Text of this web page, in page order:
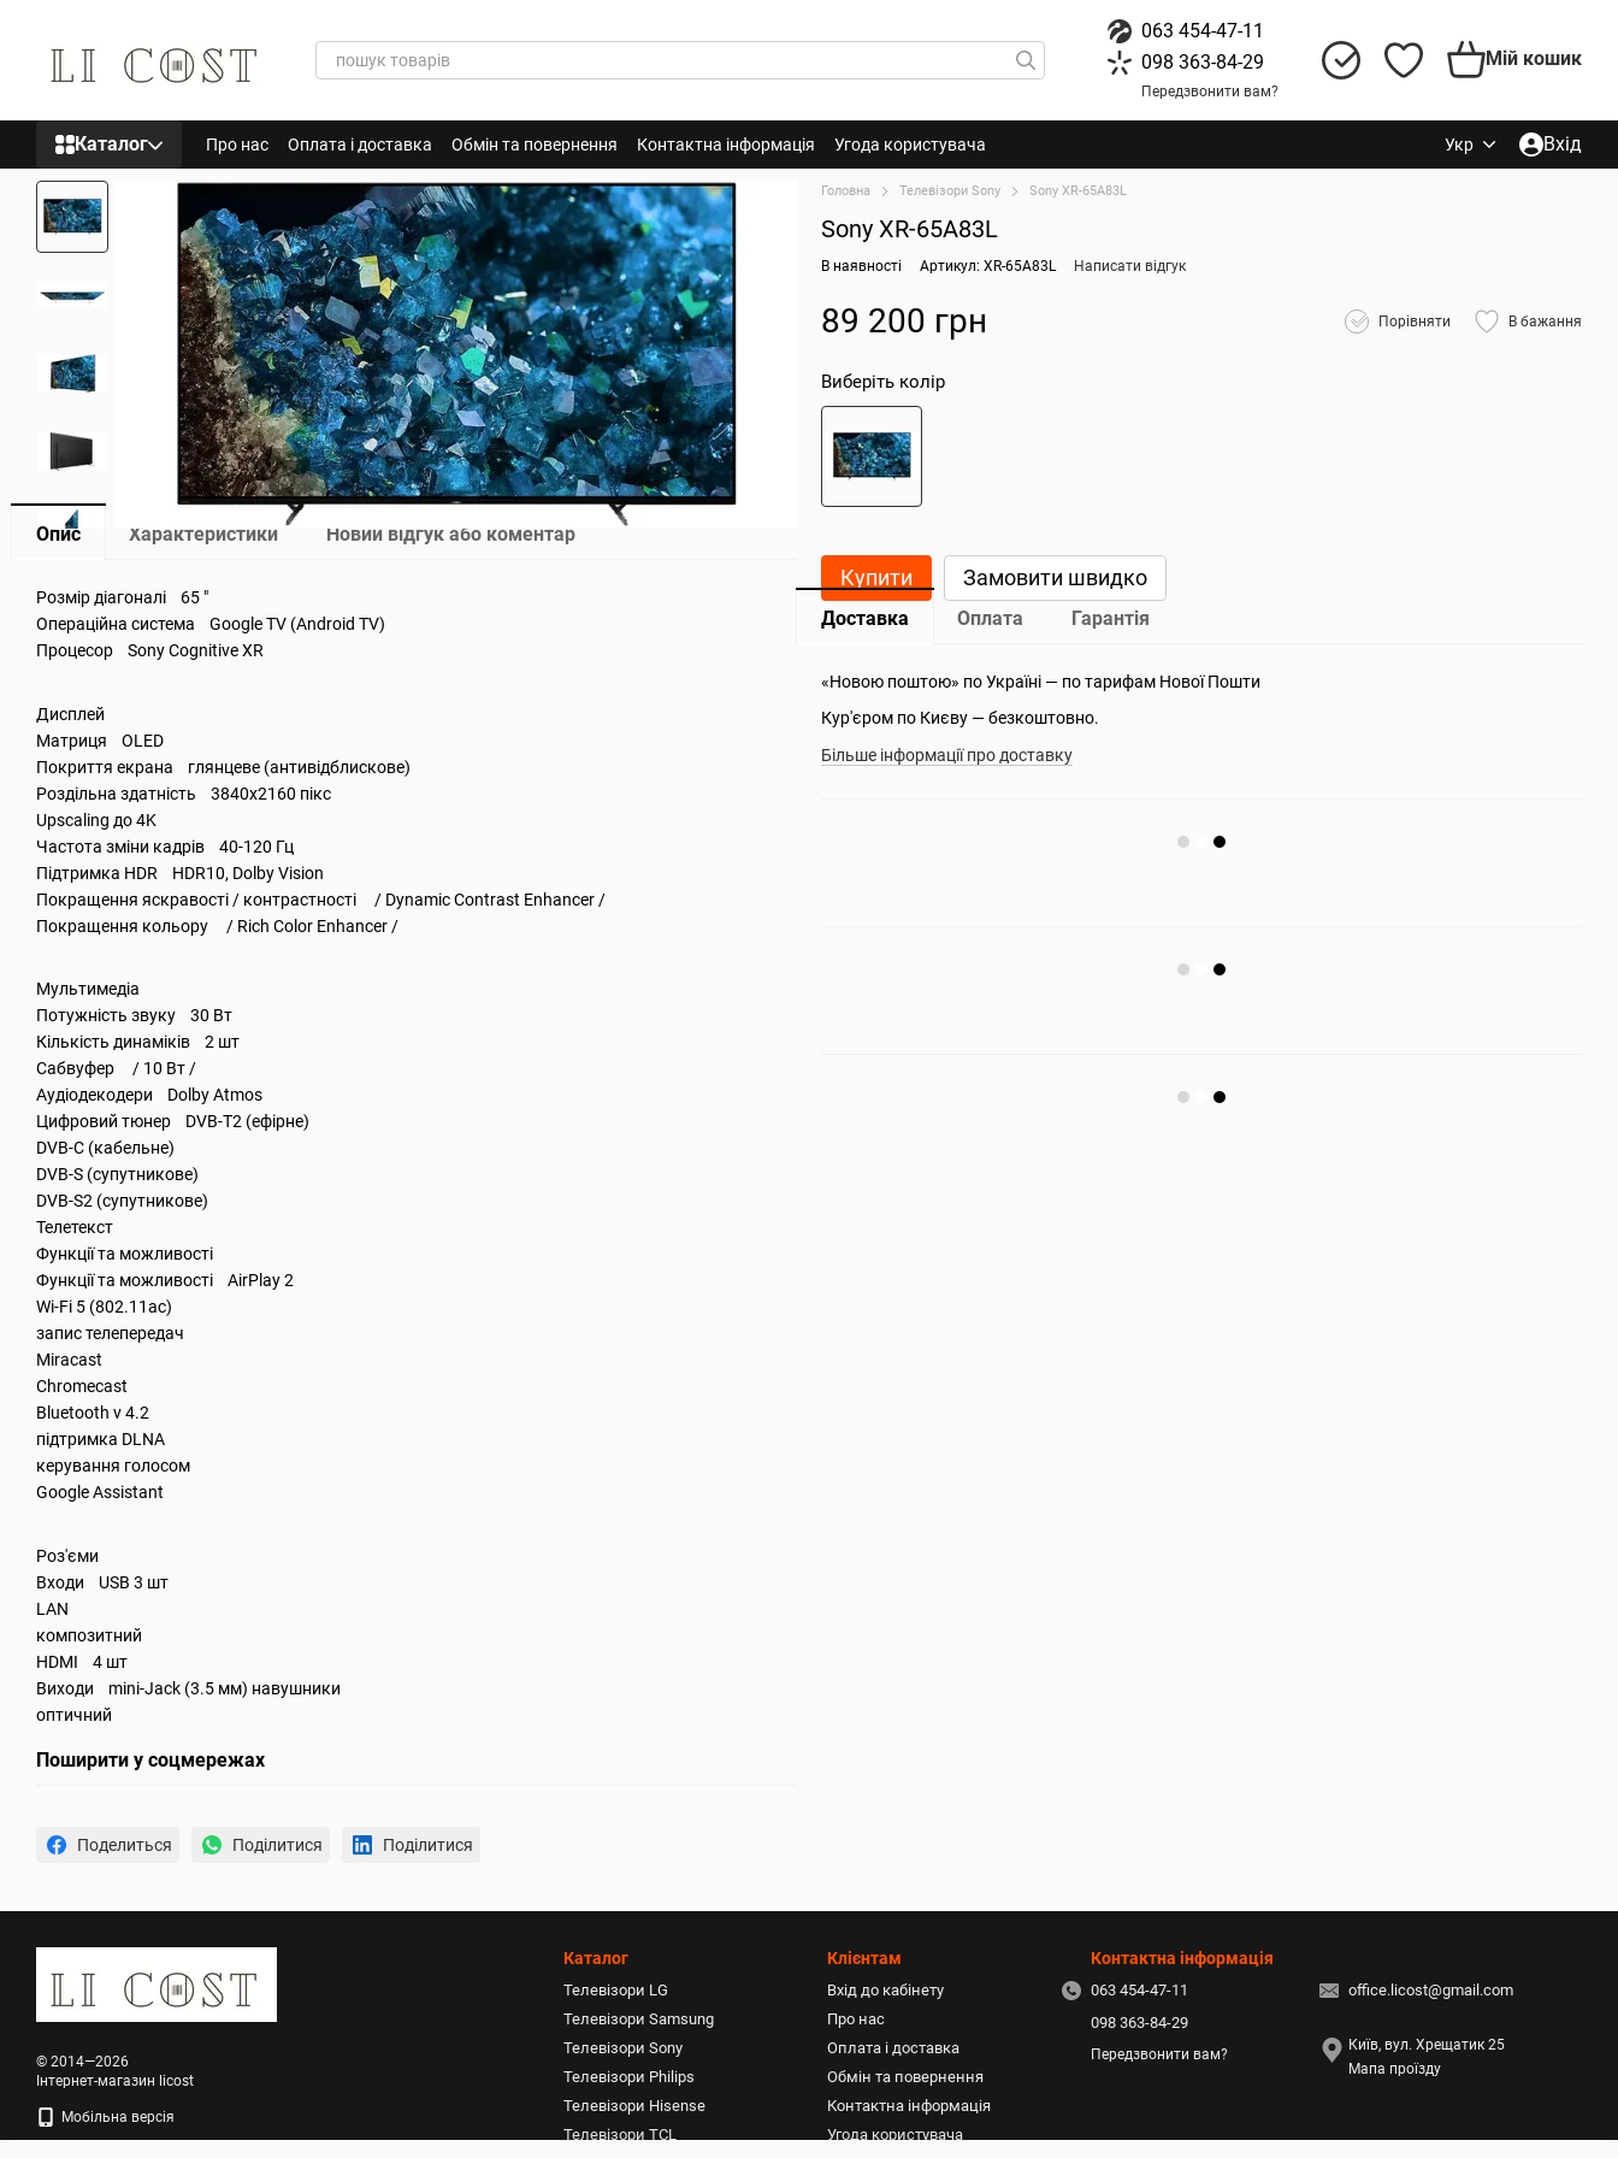
063 454-47-11
098 363-84-29
Передзвонити вам?
Мій кошик
Каталог Про нас Оплата і доставка Обмін та повернення Контактна інформація Угода користувача Укр Вхід
Опис Характеристики Новий відгук або коментар
Розмір діагоналі 65 "
Операційна система Google TV (Android TV)
Процесор Sony Cognitive XR
Дисплей
Матриця OLED
Покриття екрана глянцеве (антивідблискове)
Роздільна здатність 3840x2160 пікс
Upscaling до 4K
Частота зміни кадрів 40-120 Гц
Підтримка HDR HDR10, Dolby Vision
Покращення яскравості / контрастності / Dynamic Contrast Enhancer /
Покращення кольору / Rich Color Enhancer /
Мультимедіа
Потужність звуку 30 Вт
Кількість динаміків 2 шт
Сабвуфер / 10 Вт /
Аудіодекодери Dolby Atmos
Цифровий тюнер DVB-T2 (ефірне)
DVB-C (кабельне)
DVB-S (супутникове)
DVB-S2 (супутникове)
Телетекст
Функції та можливості
Функції та можливості AirPlay 2
Wi-Fi 5 (802.11ac)
запис телепередач
Miracast
Chromecast
Bluetooth v 4.2
підтримка DLNA
керування голосом
Google Assistant
Роз'єми
Входи USB 3 шт
LAN
композитний
HDMI 4 шт
Виходи mini-Jack (3.5 мм) навушники
оптичний
Поширити у соцмережах
Поделиться Поділитися Поділитися
Головна Телевізори Sony Sony XR-65A83L
Sony XR-65A83L
В наявності Артикул: XR-65A83L Написати відгук
89 200 грн Порівняти В бажання
Виберіть колір
Купити Замовити швидко
Доставка Оплата Гарантія
«Новою поштою» по Україні — по тарифам Нової Пошти
Кур'єром по Києву — безкоштовно.
Більше інформації про доставку
© 2014—2026
Інтернет-магазин licost
Мобільна версія
Каталог
Телевізори LG
Телевізори Samsung
Телевізори Sony
Телевізори Philips
Телевізори Hisense
Телевізори TCL
Клієнтам
Вхід до кабінету
Про нас
Оплата і доставка
Обмін та повернення
Контактна інформація
Угода користувача
Контактна інформація
063 454-47-11
098 363-84-29
Передзвонити вам?
office.licost@gmail.com
Київ, вул. Хрещатик 25
Мапа проїзду